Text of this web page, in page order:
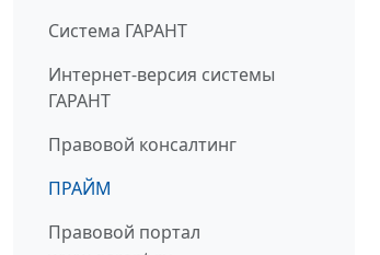
Система ГАРАНТ
Интернет-версия системы
ГАРАНТ
Правовой консалтинг
ПРАЙМ
Правовой портал